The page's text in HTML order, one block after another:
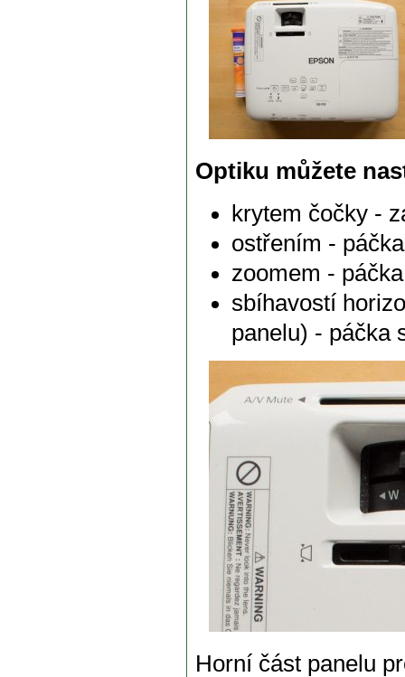
Optiku můžete
krytem čočky -
ostřením -
zoomem -
sbíhavostí
panelu) - páčka
Horní část panelu